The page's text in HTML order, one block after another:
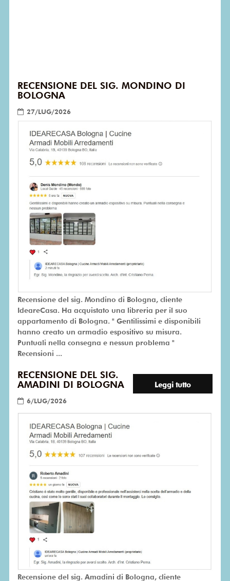
RECENSIONE DEL SIG. MONDINO DI
BOLOGNA
27/LUG/2026
Recensione del sig. Mondino di Bologna, cliente
IdeareCasa. Ha acquistato una libreria per il suo
appartamento di Bologna. " Gentilissimi e disponibili
hanno creato un armadio espositivo su misura.
Puntuali nella consegna e nessun problema "
Recensioni ...
Leggi tutto
RECENSIONE DEL SIG.
AMADINI DI BOLOGNA
6/LUG/2026
Recensione del sig. Amadini di Bologna, cliente